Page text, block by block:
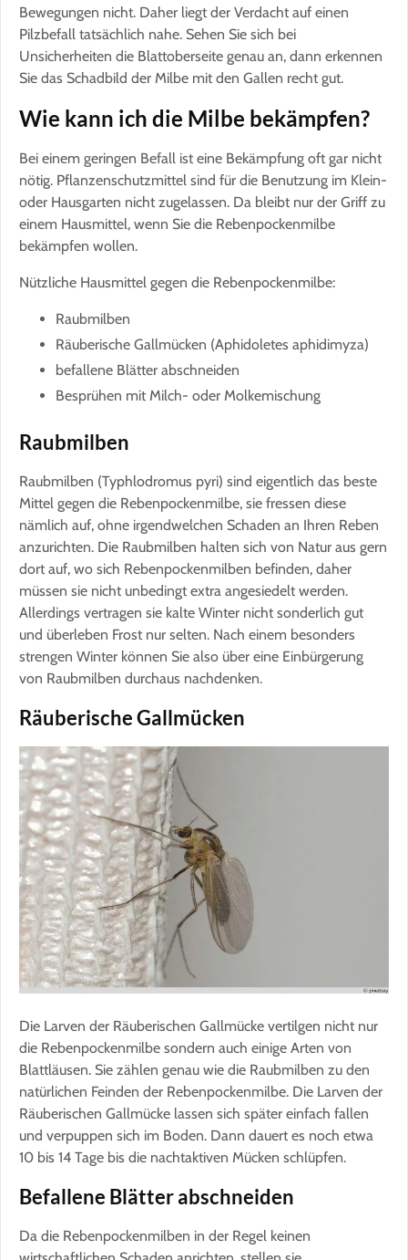
Bewegungen nicht. Daher liegt der Verdacht auf einen
Pilzbefall tatsächlich nahe. Sehen Sie sich bei
Unsicherheiten die Blattoberseite genau an, dann erkennen
Sie das Schadbild der Milbe mit den Gallen recht gut.
Wie kann ich die Milbe bekämpfen?
Bei einem geringen Befall ist eine Bekämpfung oft gar nicht
nötig. Pflanzenschutzmittel sind für die Benutzung im Klein-
oder Hausgarten nicht zugelassen. Da bleibt nur der Griff zu
einem Hausmittel, wenn Sie die Rebenpockenmilbe
bekämpfen wollen.
Nützliche Hausmittel gegen die Rebenpockenmilbe:
Raubmilben
Räuberische Gallmücken (Aphidoletes aphidimyza)
befallene Blätter abschneiden
Besprühen mit Milch- oder Molkemischung
Raubmilben
Raubmilben (Typhlodromus pyri) sind eigentlich das beste
Mittel gegen die Rebenpockenmilbe, sie fressen diese
nämlich auf, ohne irgendwelchen Schaden an Ihren Reben
anzurichten. Die Raubmilben halten sich von Natur aus gern
dort auf, wo sich Rebenpockenmilben befinden, daher
müssen sie nicht unbedingt extra angesiedelt werden.
Allerdings vertragen sie kalte Winter nicht sonderlich gut
und überleben Frost nur selten. Nach einem besonders
strengen Winter können Sie also über eine Einbürgerung
von Raubmilben durchaus nachdenken.
Räuberische Gallmücken
Die Larven der Räuberischen Gallmücke vertilgen nicht nur
die Rebenpockenmilbe sondern auch einige Arten von
Blattläusen. Sie zählen genau wie die Raubmilben zu den
natürlichen Feinden der Rebenpockenmilbe. Die Larven der
Räuberischen Gallmücke lassen sich später einfach fallen
und verpuppen sich im Boden. Dann dauert es noch etwa
10 bis 14 Tage bis die nachtaktiven Mücken schlüpfen.
Befallene Blätter abschneiden
Da die Rebenpockenmilben in der Regel keinen